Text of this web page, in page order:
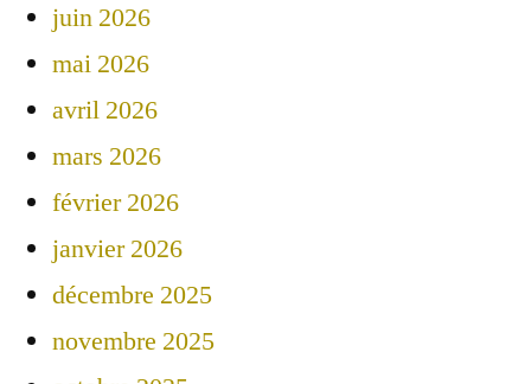
juin 2026
mai 2026
avril 2026
mars 2026
février 2026
janvier 2026
décembre 2025
novembre 2025